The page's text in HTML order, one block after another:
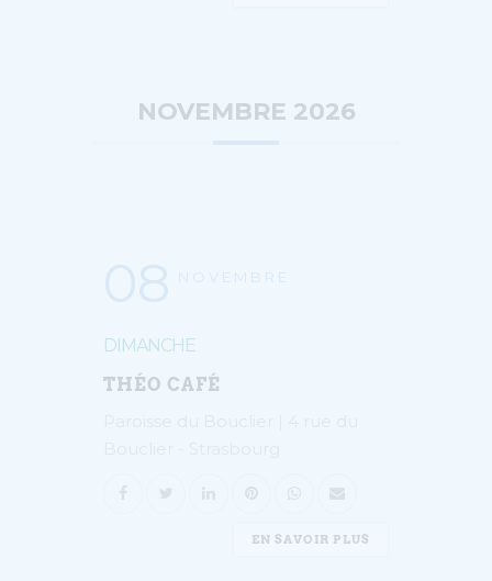
NOVEMBRE 2026
DIMANCHE
THÉO CAFÉ
EN SAVOIR PLUS